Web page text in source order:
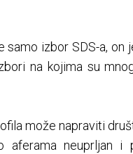
samo izbor SDS-a,
na kojima su
može napraviti
aferama neuprljan i